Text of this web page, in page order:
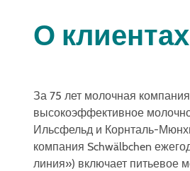
О клиентах
За 75 лет молочная
высокоэффективное
Ильсфельд и Корнталь-
компания Schwälbchen
линия») включает питьевое